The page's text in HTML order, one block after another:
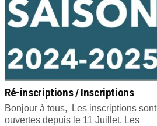
Ré-inscriptions / Inscriptions
Bonjour à tous, Les inscriptions sont
ouvertes depuis le 11 Juillet. Les